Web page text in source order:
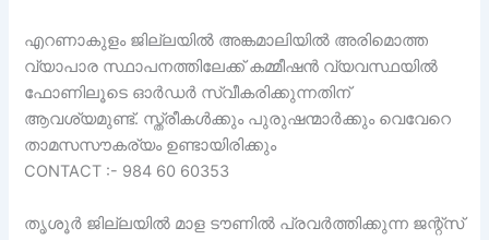
എറണാകുളം ജില്ലയിൽ അങ്കമാലിയിൽ അരിമൊത്ത
വ്യാപാര സ്ഥാപനത്തിലേക്ക് കമ്മീഷൻ വ്യവസ്ഥയിൽ
ഫോണിലൂടെ ഓർഡർ സ്വീകരിക്കുന്നതിന്
ആവശ്യമുണ്ട്. സ്ത്രീകൾക്കും പുരുഷന്മാർക്കും വെവേറെ
താമസസൗകര്യം ഉണ്ടായിരിക്കും
CONTACT :- 984 60 60353
തൃശൂർ ജില്ലയിൽ മാള ടൗണിൽ പ്രവർത്തിക്കുന്ന ജന്റ്സ്